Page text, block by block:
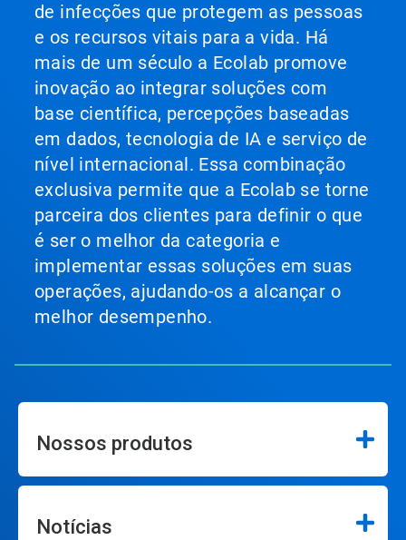
de infecções que protegem as pessoas
e os recursos vitais para a vida. Há
mais de um século a Ecolab promove
inovação ao integrar soluções com
base científica, percepções baseadas
em dados, tecnologia de IA e serviço de
nível internacional. Essa combinação
exclusiva permite que a Ecolab se torne
parceira dos clientes para definir o que
é ser o melhor da categoria e
implementar essas soluções em suas
operações, ajudando-os a alcançar o
melhor desempenho.
Nossos produtos
Notícias